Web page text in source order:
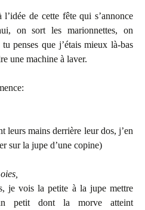
de cette fête qui s’annonce
on sort les marionnettes, on
penses que j’étais mieux là-bas
une machine à laver.
leurs mains derrière leur dos, j’en
sur la jupe d’une copine)
je vois la petite à la jupe mettre
petit dont la morve atteint